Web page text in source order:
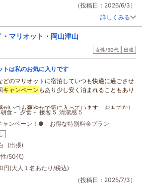
（投稿日：2026/6/3）
詳しくみる
マリオット・岡山津山
女性/50代 出張
トは私のお気に入りです
どのマリオットに宿泊していつも快適に過ごさせ
キャンペーン もあり少し安く泊まれることもあり
がいつも爽やかで気に入っています。おもてなし
にも部屋のなかのアメニティや配置、ベッドな
適で大好きです。
のコーヒーサーバーにはアイスコーヒーやアイス
り難かったです。
オススメします。
朝食 - 夕食 - 接客 5 清潔感 5
ャンペーン！● お得な特別料金プラン
(出張)
/50代)
(大人１名あたり/税込)
（投稿日：2025/7/3）